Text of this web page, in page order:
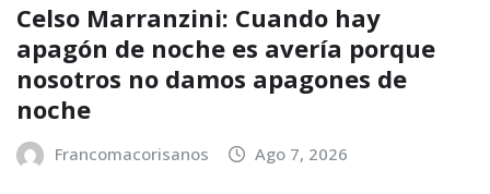
Celso Marranzini: Cuando hay
apagón de noche es avería porque
nosotros no damos apagones de
noche
Francomacorisanos Ago 7, 2026